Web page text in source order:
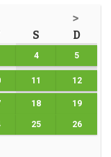
>
S D
4 5
11 12
18 19
25 26